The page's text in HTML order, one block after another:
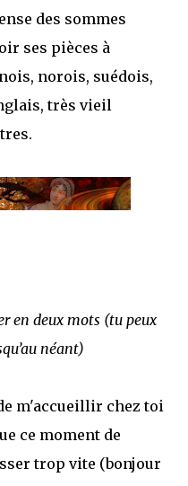
des sommes
ses pièces à
norois, suédois,
très vieil
en deux mots (tu peux
néant)
m'accueillir chez toi
ce moment de
trop vite (bonjour